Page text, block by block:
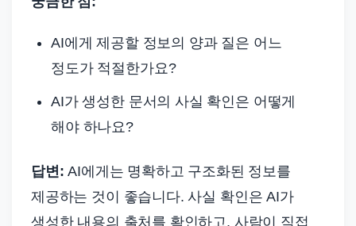
AI에게 제공할 정보의 양과 질은 어느
정도가 적절한가요?
AI가 생성한 문서의 사실 확인은 어떻게
해야 하나요?
답변: AI에게는 명확하고 구조화된 정보를
제공하는 것이 좋습니다. 사실 확인은 AI가
생성한 내용의 출처를 확인하고, 사람이 직접